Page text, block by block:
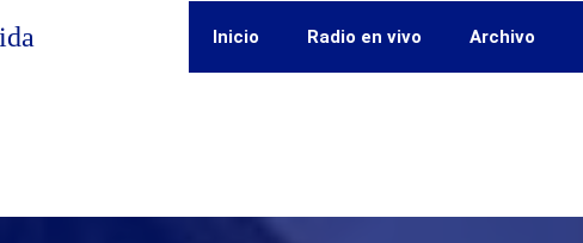
Inicio Radio en vivo Archivo